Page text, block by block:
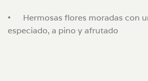
•
Hermosas flores moradas con
especiado, a pino y afrutado